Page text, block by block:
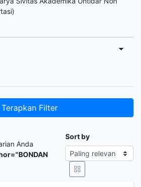
Terapkan Filter
Anda
Sort by